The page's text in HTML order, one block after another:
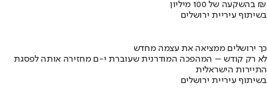
בהשקעה של 100 מיליון ₪
בשיתוף עיריית ירושלים
כך ירושלים ממציאה את עצמה מחדש
לא רק קודש – המהפכה המודרנית שעוברת י-ם מחזירה אותה לפסגת
התיירות הישראלית
בשיתוף עיריית ירושלים